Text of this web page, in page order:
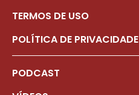
TERMOS DE USO
POLÍTICA DE PRIVACIDADE
PODCAST